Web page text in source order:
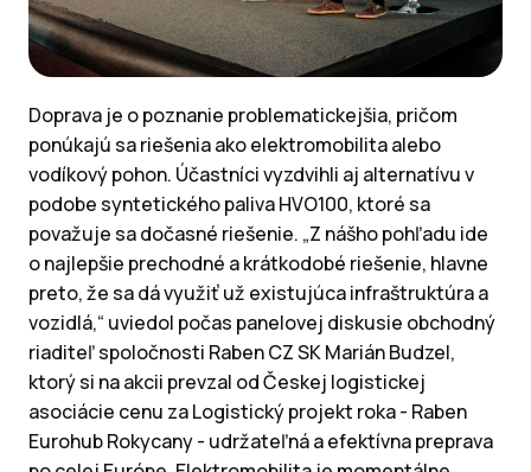
Doprava je o poznanie problematickejšia, pričom
ponúkajú sa riešenia ako elektromobilita alebo
vodíkový pohon. Účastníci vyzdvihli aj alternatívu v
podobe syntetického paliva HVO100, ktoré sa
považuje sa dočasné riešenie. „Z nášho pohľadu ide
o najlepšie prechodné a krátkodobé riešenie, hlavne
preto, že sa dá využiť už existujúca infraštruktúra a
vozidlá,“ uviedol počas panelovej diskusie obchodný
riaditeľ spoločnosti Raben CZ SK Marián Budzel,
ktorý si na akcii prevzal od Českej logistickej
asociácie cenu za Logistický projekt roka - Raben
Eurohub Rokycany - udržateľná a efektívna preprava